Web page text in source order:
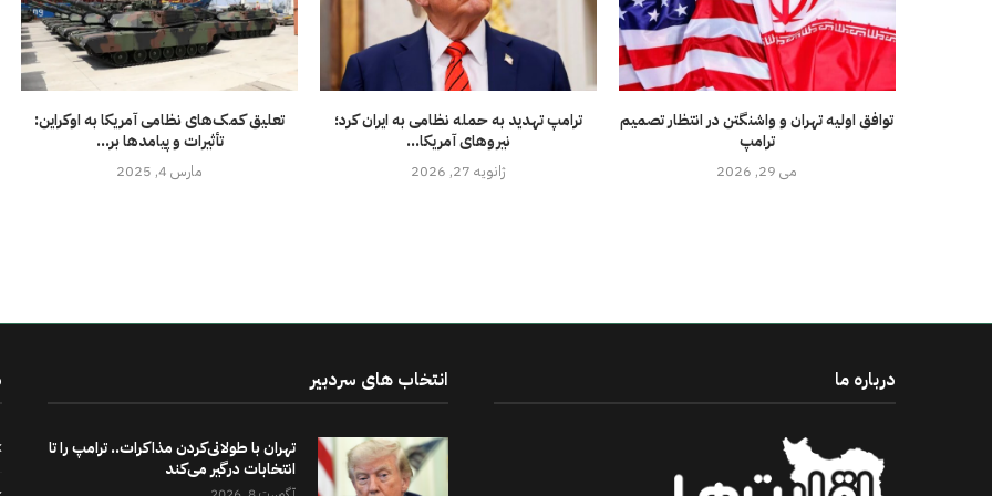
تعلیق کمک‌های نظامی آمریکا به اوکراین:
تأثیرات و پیامدها بر...
مارس 4, 2025
ترامپ تهدید به حمله نظامی به ایران کرد؛
نیروهای آمریکا...
ژانویه 27, 2026
توافق اولیه تهران و واشنگتن در انتظار تصمیم
ترامپ
می 29, 2026
درباره ما انتخاب های سردبیر
تهران با طولانی‌کردن مذاکرات.. ترامپ را تا
انتخابات درگیر می‌کند